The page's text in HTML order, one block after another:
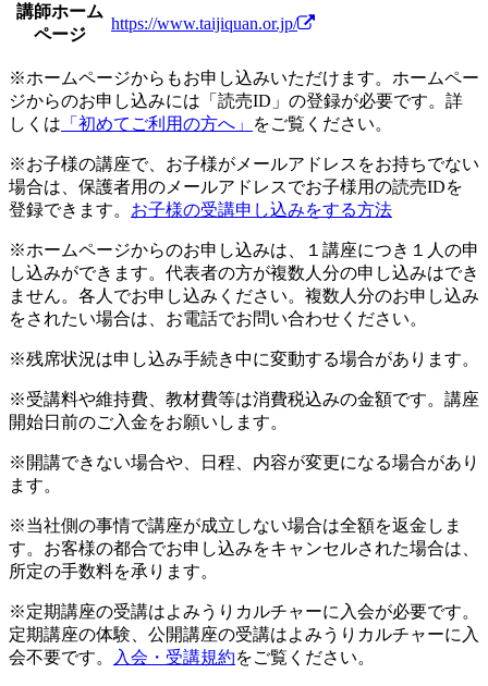
講師ホーム
ページ
https://www.taijiquan.or.jp/
※ホームページからもお申し込みいただけます。ホームペー
ジからのお申し込みには「読売ID」の登録が必要です。詳
しくは 「初めてご利用の方へ」 をご覧ください。
※お子様の講座で、お子様がメールアドレスをお持ちでない
場合は、保護者用のメールアドレスでお子様用の読売IDを
登録できます。 お子様の受講申し込みをする方法
※ホームページからのお申し込みは、１講座につき１人の申
し込みができます。代表者の方が複数人分の申し込みはでき
ません。各人でお申し込みください。複数人分のお申し込み
をされたい場合は、お電話でお問い合わせください。
※残席状況は申し込み手続き中に変動する場合があります。
※受講料や維持費、教材費等は消費税込みの金額です。講座
開始日前のご入金をお願いします。
※開講できない場合や、日程、内容が変更になる場合があり
ます。
※当社側の事情で講座が成立しない場合は全額を返金しま
す。お客様の都合でお申し込みをキャンセルされた場合は、
所定の手数料を承ります。
※定期講座の受講はよみうりカルチャーに入会が必要です。
定期講座の体験、公開講座の受講はよみうりカルチャーに入
会不要です。
入会・受講規約をご覧ください。